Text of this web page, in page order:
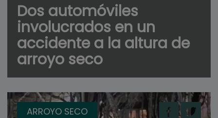
Dos automóviles
involucrados en un
accidente a la altura de
arroyo seco
ARROYO SECO